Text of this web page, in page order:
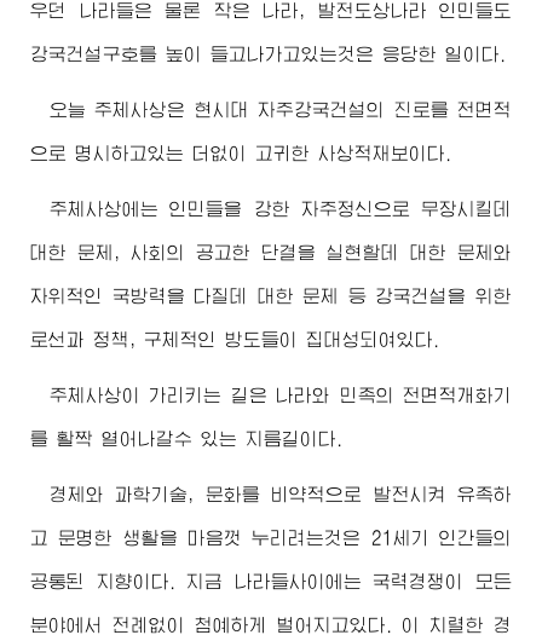
우던 나라들은 물론 작은 나라, 발전도상나라 인민들도
강국건설구호를 높이 들고나가고있는것은 응당한 일이다.
오늘 주체사상은 현시대 자주강국건설의 진로를 전면적
으로 명시하고있는 더없이 고귀한 사상적재보이다.
주체사상에는 인민들을 강한 자주정신으로 무장시킬데
대한 문제, 사회의 공고한 단결을 실현할데 대한 문제와
자위적인 국방력을 다질데 대한 문제 등 강국건설을 위한
로선과 정책, 구체적인 방도들이 집대성되여있다.
주체사상이 가리키는 길은 나라와 민족의 전면적개화기
를 활짝 열어나갈수 있는 지름길이다.
경제와 과학기술, 문화를 비약적으로 발전시켜 유족하
고 문명한 생활을 마음껏 누리려는것은 21세기 인간들의
공통된 지향이다. 지금 나라들사이에는 국력경쟁이 모든
분야에서 전례없이 첨예하게 벌어지고있다. 이 치렬한 경